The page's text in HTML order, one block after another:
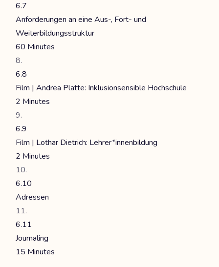
6.7
Anforderungen an eine Aus-, Fort- und
Weiterbildungsstruktur
60 Minutes
6.8
Film | Andrea Platte: Inklusionsensible Hochschule
2 Minutes
6.9
Film | Lothar Dietrich: Lehrer*innenbildung
2 Minutes
6.10
Adressen
6.11
Journaling
15 Minutes